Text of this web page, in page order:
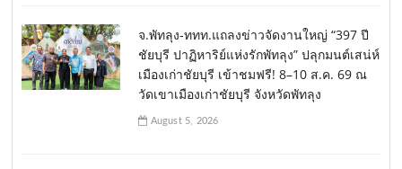
จ.พัทลุง-ททท.แถลงข่าวจัดงานใหญ่ “397 ปี
ชัยบุรี ปาฏิหาริย์แห่งรักพัทลุง” ปลุกมนต์เสน่ห์
เมืองเก่าชัยบุรี เข้าชมฟรี! 8–10 ส.ค. 69 ณ
วัดเขาเมืองเก่าชัยบุรี จังหวัดพัทลุง
August 5, 2026